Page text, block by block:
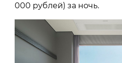
000 рублей) за ночь.